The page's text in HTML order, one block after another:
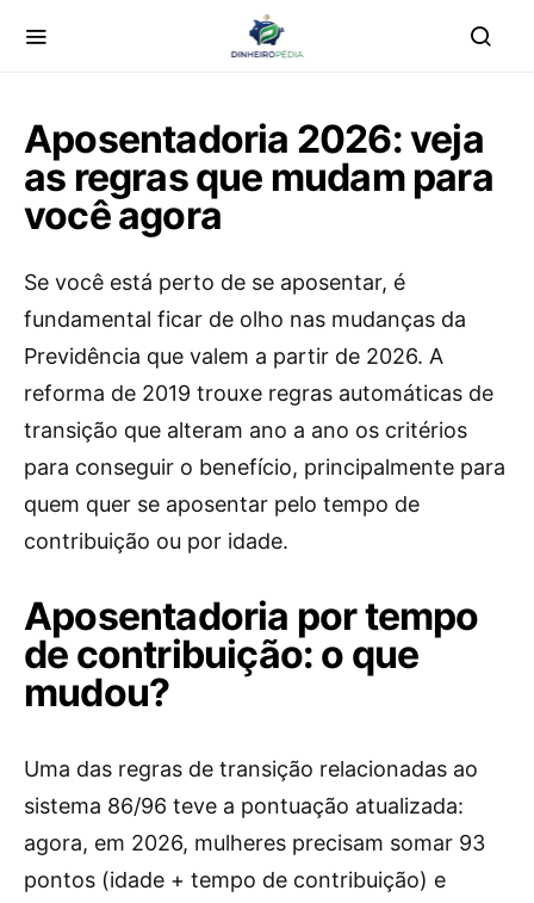
Aposentadoria 2026: veja
as regras que mudam para
você agora
Se você está perto de se aposentar, é
fundamental ficar de olho nas mudanças da
Previdência que valem a partir de 2026. A
reforma de 2019 trouxe regras automáticas de
transição que alteram ano a ano os critérios
para conseguir o benefício, principalmente para
quem quer se aposentar pelo tempo de
contribuição ou por idade.
Aposentadoria por tempo
de contribuição: o que
mudou?
Uma das regras de transição relacionadas ao
sistema 86/96 teve a pontuação atualizada:
agora, em 2026, mulheres precisam somar 93
pontos (idade + tempo de contribuição) e